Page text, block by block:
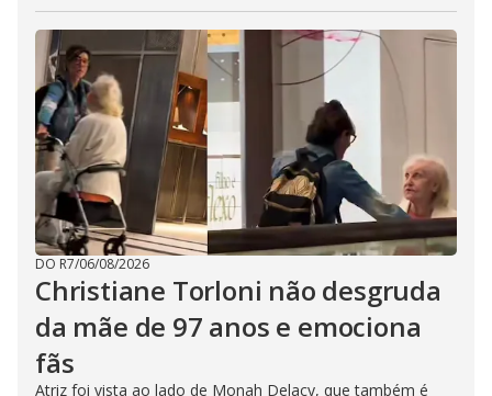
DO R7/06/08/2026
Christiane Torloni não desgruda
da mãe de 97 anos e emociona
fãs
Atriz foi vista ao lado de Monah Delacy, que também é